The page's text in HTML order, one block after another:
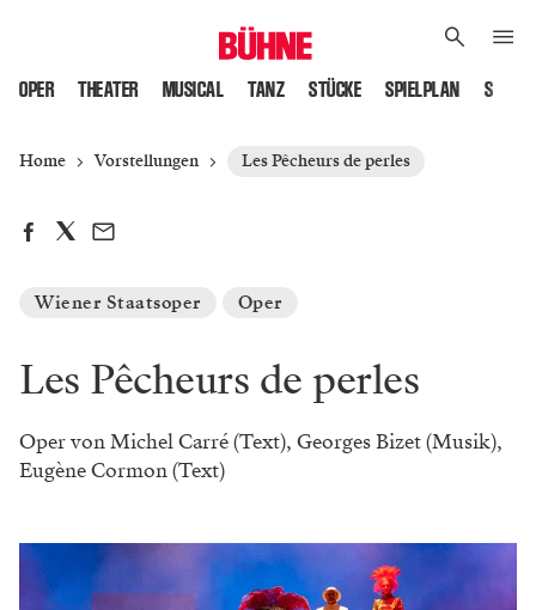
OPER THEATER MUSICAL TANZ STÜCKE SPIELPLAN
Home Vorstellungen Les Pêcheurs de perles
Wiener Staatsoper Oper
Les Pêcheurs de perles
Oper von Michel Carré (Text), Georges Bizet (Musik),
Eugène Cormon (Text)